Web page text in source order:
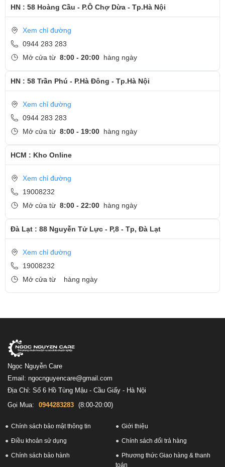
HN : 58 Hoàng Cầu - P.Ô Chợ Dừa - Tp.Hà Nội
Xem chỉ đường
0944 283 283
Mở cửa từ 8:00 - 20:00 hàng ngày
HN : 58 Trần Phú - P.Hà Đông - Tp.Hà Nội
Xem chỉ đường
0944 283 283
Mở cửa từ 8:00 - 19:00 hàng ngày
HCM : Kho Online
Xem chỉ đường
19008232
Mở cửa từ 8:00 - 22:00 hàng ngày
Đà Lạt : 88 Nguyễn Tử Lực - P,8 - Tp, Đà Lạt
Xem chỉ đường
19008232
Mở cửa từ
hàng ngày
Ngọc Nguyễn Care
Email: ngocnguyencare@gmail.com
Địa Chỉ: Số 6 Hồ Tùng Mậu - Cầu Giấy - Hà Nội
Gọi Mua:
0944283283 (8:00-20:00)
Chính sách bảo mật thông tin Giới thiệu
Điều khoản sử dụng Chính sách đổi trả hàng
Chính sách bảo hành
Phương thức Giao hàng & thanh
toán